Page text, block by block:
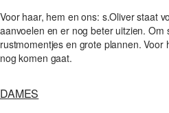
Voor haar, hem en ons: s.Oliver staat
aanvoelen en er nog beter uitzien.
rustmomentjes en grote plannen.
nog komen gaat.
DAMES